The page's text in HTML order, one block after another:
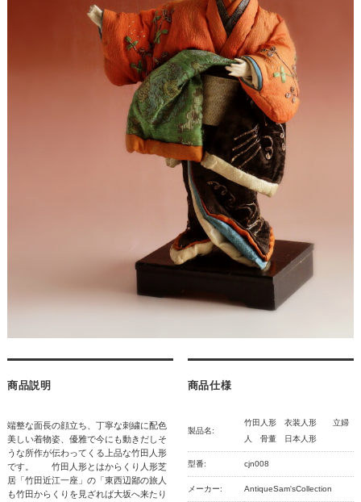
商品説明
端整な面長の顔立ち、丁寧な刺繍に配色
美しい着物姿、優雅で今にも動きだしそ
うな所作が伝わってくる上品な竹田人形
です。 竹田人形とはからくり人形芝
居「竹田近江一座」の「東西辺鄙の旅人
も竹田からくりを見ざれば大坂へ来たり
商品仕様
製品名:
竹田人形 衣装人形 立婦
人 骨董 日本人形
型番: cjn008
メーカー: AntiqueSam'sCollection